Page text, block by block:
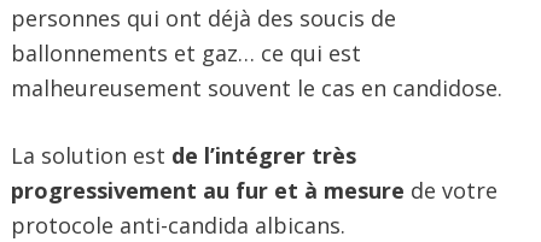
personnes qui ont déjà des soucis de
ballonnements et gaz… ce qui est
malheureusement souvent le cas en candidose.
La solution est de l’intégrer très
progressivement au fur et à mesure de votre
protocole anti-candida albicans.